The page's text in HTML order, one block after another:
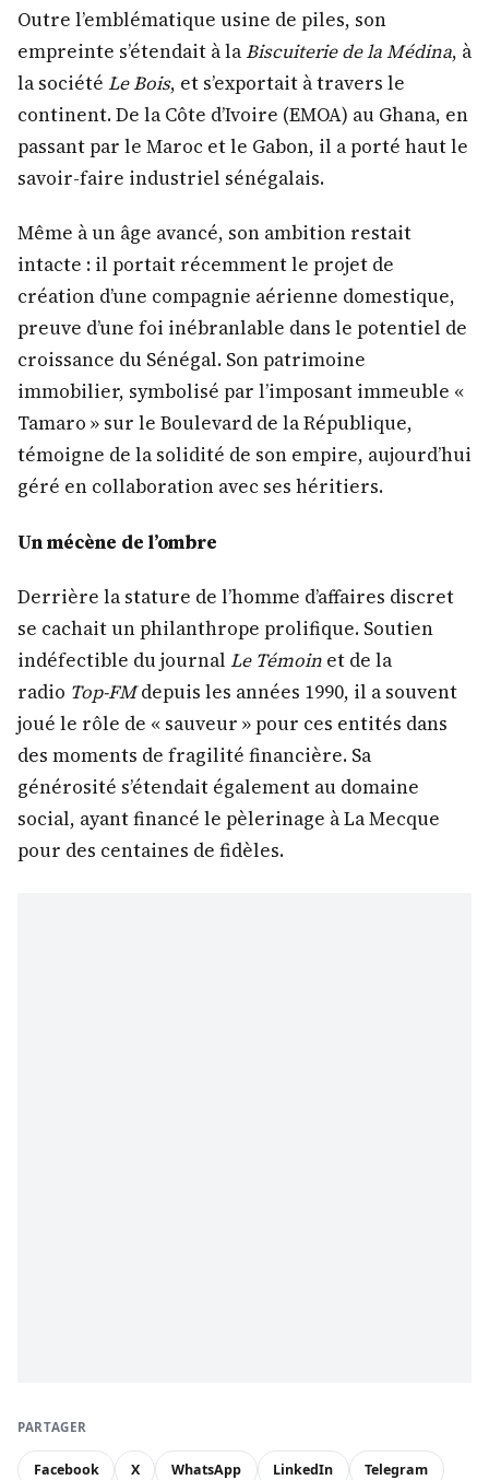
Outre l’emblématique usine de piles, son
empreinte s’étendait à laBiscuiterie de la Médina, à
la société Le Bois, et s’exportait à travers le
continent. De la Côte d’Ivoire (EMOA) au Ghana, en
passant par le Maroc et le Gabon, il a porté haut le
savoir-faire industriel sénégalais.
Même à un âge avancé, son ambition restait
intacte : il portait récemment le projet de
création d’une compagnie aérienne domestique,
preuve d’une foi inébranlable dans le potentiel de
croissance du Sénégal. Son patrimoine
immobilier, symbolisé par l’imposant immeuble «
Tamaro » sur le Boulevard de la République,
témoigne de la solidité de son empire, aujourd’hui
géré en collaboration avec ses héritiers.
Un mécène de l’ombre
Derrière la stature de l’homme d’affaires discret
se cachait un philanthrope prolifique. Soutien
indéfectible du journal Le Témoin et de la
radio Top-FMdepuis les années 1990, il a souvent
joué le rôle de « sauveur » pour ces entités dans
des moments de fragilité financière. Sa
générosité s’étendait également au domaine
social, ayant financé le pèlerinage à La Mecque
pour des centaines de fidèles.
PARTAGER
Facebook X WhatsApp LinkedIn Telegram